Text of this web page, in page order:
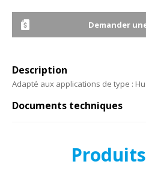
Demander
Description
Adapté aux applications de type :
Documents techniques